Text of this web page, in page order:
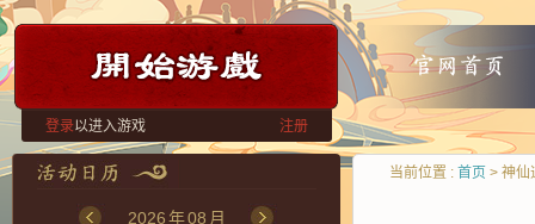
登录以进入游戏 注册
2026年08 月
当前位置 : 首页 > 神仙